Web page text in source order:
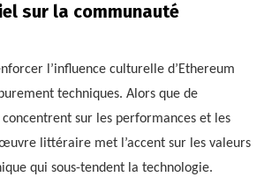
sur la communauté
l’influence culturelle d’Ethereum
techniques. Alors que de
sur les performances et les
littéraire met l’accent sur les valeurs
qui sous-tendent la technologie.